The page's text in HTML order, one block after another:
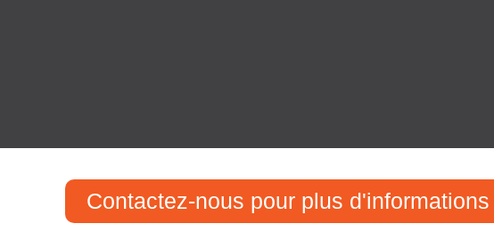
Contactez-nous pour plus d'informations